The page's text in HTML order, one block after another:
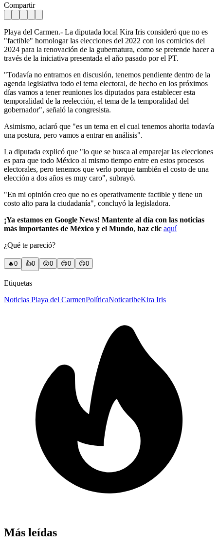
Compartir
Playa del Carmen.- La diputada local Kira Iris consideró que no es
"factible" homologar las elecciones del 2022 con los comicios del
2024 para la renovación de la gubernatura, como se pretende hacer a
través de la iniciativa presentada el año pasado por el PT.
"Todavía no entramos en discusión, tenemos pendiente dentro de la
agenda legislativa todo el tema electoral, de hecho en los próximos
días vamos a tener reuniones los diputados para establecer esta
temporalidad de la reelección, el tema de la temporalidad del
gobernador", señaló la congresista.
Asimismo, aclaró que "es un tema en el cual tenemos ahorita todavía
una postura, pero vamos a entrar en análisis".
La diputada explicó que "lo que se busca al emparejar las elecciones
es para que todo México al mismo tiempo entre en estos procesos
electorales, pero tenemos que verlo porque también el costo de una
elección a dos años es muy caro", subrayó.
"En mi opinión creo que no es operativamente factible y tiene un
costo alto para la ciudadanía", concluyó la legisladora.
¡Ya estamos en Google News! Mantente al día con las noticias
más importantes de México y el Mundo, haz clic aquí
¿Qué te pareció?
🔥0 👍0 😲0 😢0 😠0
Etiquetas
Noticias Playa del CarmenPolíticaNoticaribeKira Iris
Más leídas